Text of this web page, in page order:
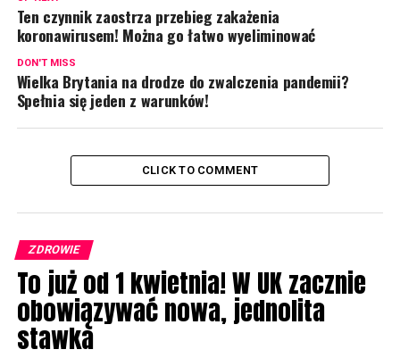
Ten czynnik zaostrza przebieg zakażenia
koronawirusem! Można go łatwo wyeliminować
DON'T MISS
Wielka Brytania na drodze do zwalczenia pandemii?
Spełnia się jeden z warunków!
CLICK TO COMMENT
ZDROWIE
To już od 1 kwietnia! W UK zacznie
obowiązywać nowa, jednolita
stawka